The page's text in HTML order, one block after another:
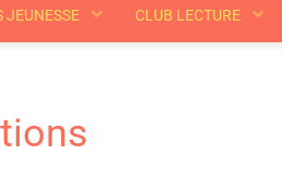
JEUNESSE CLUB LECTURE